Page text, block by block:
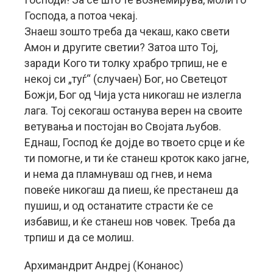
Господа, а потоа чекај.
Знаеш зошто треба да чекаш, како свети
Амон и другите светии? Затоа што Тој,
заради Кого ти толку храбро трпиш, не е
некој си „туѓ“ (случаен) Бог, но Светецот
Божји, Бог од Чија уста никогаш не излегла
лага. Тој секогаш останува верен на своите
ветувања и постојан во Својата љубов.
Еднаш, Господ ќе дојде во твоето срце и ќе
ти помогне, и ти ќе станеш кроток како јагне,
и нема да пламнуваш од гнев, и нема
повеќе никогаш да пиеш, ќе престанеш да
пушиш, и од останатите страсти ќе се
избавиш, и ќе станеш нов човек. Треба да
трпиш и да се молиш.
Архимандрит Андреј (Конанос)